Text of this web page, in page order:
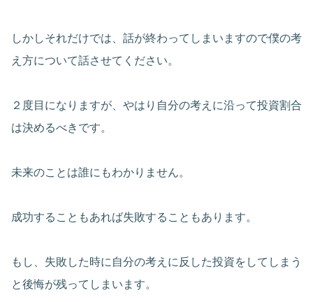
しかしそれだけでは、話が終わってしまいますので僕の考
え方について話させてください。
２度目になりますが、やはり自分の考えに沿って投資割合
は決めるべきです。
未来のことは誰にもわかりません。
成功することもあれば失敗することもあります。
もし、失敗した時に自分の考えに反した投資をしてしまう
と後悔が残ってしまいます。